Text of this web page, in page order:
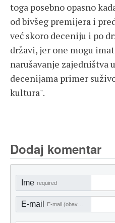
toga posebno opasno
od bivšeg premijera i
već skoro deceniju i po
državi, jer one mogu
narušavanje zajedništva
decenijama primer
kultura".
Dodaj komentar
Ime required
E-mail